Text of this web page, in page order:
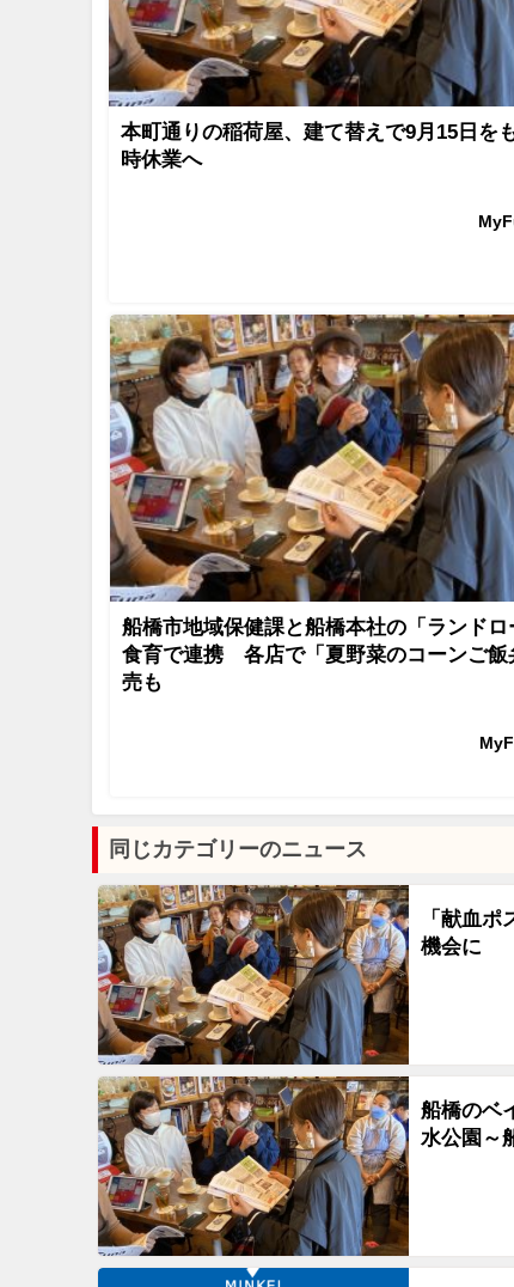
本町通りの稲荷屋、建て替えで9月15日を
時休業へ
船橋市地域保健課と船橋本社の「ランドロ
食育で連携 各店で「夏野菜のコーンご飯
売も
同じカテゴリーのニュース
「献血
機会に
船橋のベ
水公園～